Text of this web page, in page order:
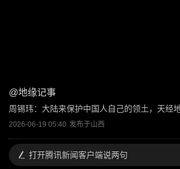
@地缘记事
周锡玮：大陆来保护中国人自己的领土，天经
2026-06-19 05:40 发布于山西
打开腾讯新闻客户端说两句